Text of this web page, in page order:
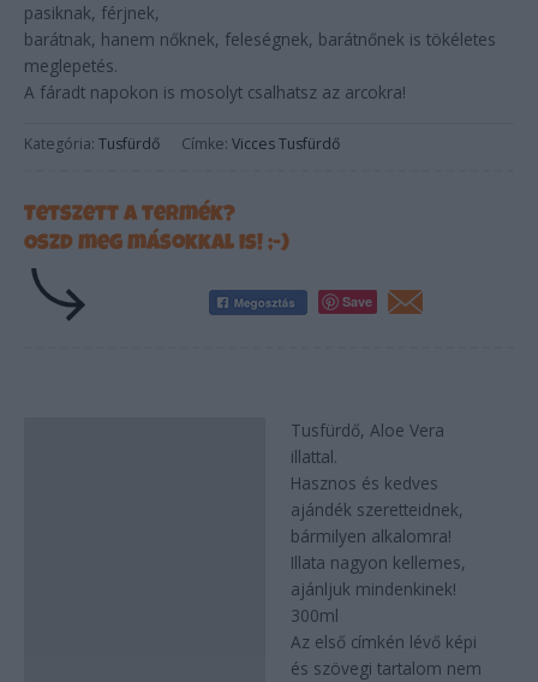
pasiknak, férjnek,
barátnak, hanem nőknek, feleségnek, barátnőnek is tökéletes
meglepetés.
A fáradt napokon is mosolyt csalhatsz az arcokra!
Kategória: Tusfürdő Címke: Vicces Tusfürdő
Tetszett a termék?
Oszd meg másokkal is! ;-)
Save
Tusfürdő, Aloe Vera
illattal.
Hasznos és kedves
ajándék szeretteidnek,
bármilyen alkalomra!
Illata nagyon kellemes,
ajánljuk mindenkinek!
300ml
Az első címkén lévő képi
és szövegi tartalom nem